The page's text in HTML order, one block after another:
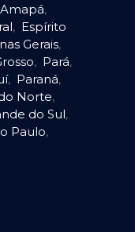
Amapá,
, Espírito
Gerais,
, Pará,
, Paraná,
Norte,
do Sul,
Paulo,